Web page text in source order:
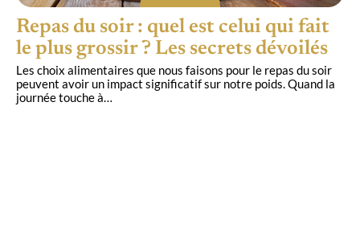
Repas du soir : quel est celui qui fait
le plus grossir ? Les secrets dévoilés
Les choix alimentaires que nous faisons pour le repas du soir
peuvent avoir un impact significatif sur notre poids. Quand la
journée touche à…